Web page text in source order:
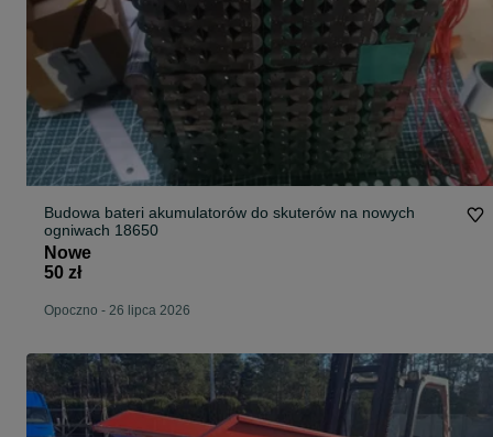
Budowa bateri akumulatorów do skuterów na nowych
ogniwach 18650
Nowe
50 zł
Opoczno - 26 lipca 2026